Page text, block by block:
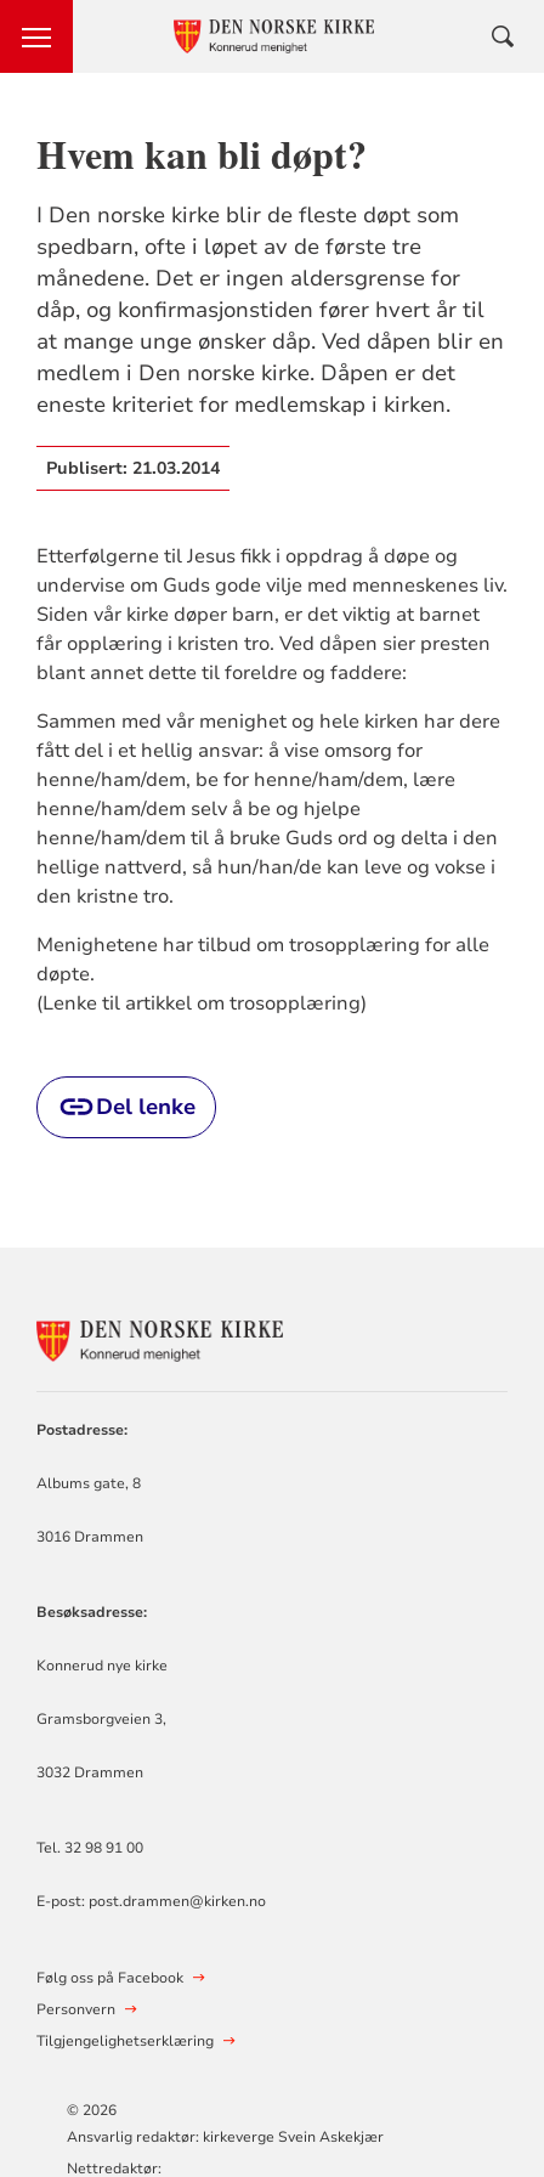
Hvem kan bli døpt?
I Den norske kirke blir de fleste døpt som
spedbarn, ofte i løpet av de første tre
månedene. Det er ingen aldersgrense for
dåp, og konfirmasjonstiden fører hvert år til
at mange unge ønsker dåp. Ved dåpen blir en
medlem i Den norske kirke. Dåpen er det
eneste kriteriet for medlemskap i kirken.
Publisert: 21.03.2014
Etterfølgerne til Jesus fikk i oppdrag å døpe og
undervise om Guds gode vilje med menneskenes liv.
Siden vår kirke døper barn, er det viktig at barnet
får opplæring i kristen tro. Ved dåpen sier presten
blant annet dette til foreldre og faddere:
Sammen med vår menighet og hele kirken har dere
fått del i et hellig ansvar: å vise omsorg for
henne/ham/dem, be for henne/ham/dem, lære
henne/ham/dem selv å be og hjelpe
henne/ham/dem til å bruke Guds ord og delta i den
hellige nattverd, så hun/han/de kan leve og vokse i
den kristne tro.
Menighetene har tilbud om trosopplæring for alle
døpte.
(Lenke til artikkel om trosopplæring)
Del lenke
Postadresse:
Albums gate, 8
3016 Drammen
Besøksadresse:
Konnerud nye kirke
Gramsborgveien 3,
3032 Drammen
Tel. 32 98 91 00
E-post: post.drammen@kirken.no
Følg oss på Facebook
Personvern
Tilgjengelighetserklæring
© 2026
Ansvarlig redaktør: kirkeverge Svein Askekjær
Nettredaktør: